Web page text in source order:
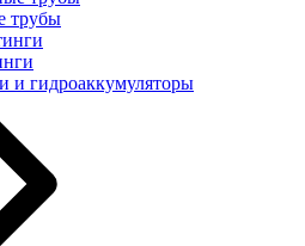
трубы
и гидроаккумуляторы